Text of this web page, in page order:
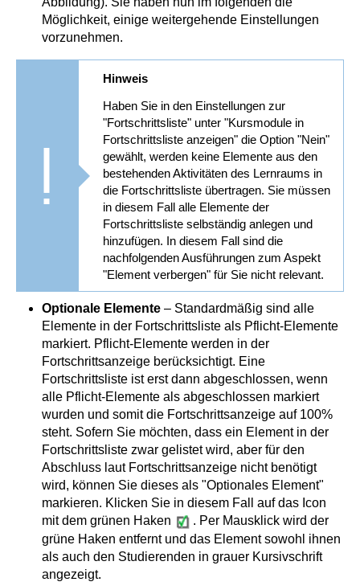
Möglichkeit, einige weitergehende Einstellungen
vorzunehmen.
Hinweis
Haben Sie in den Einstellungen zur
"Fortschrittsliste" unter "Kursmodule in
Fortschrittsliste anzeigen" die Option "Nein"
gewählt, werden keine Elemente aus den
bestehenden Aktivitäten des Lernraums in
die Fortschrittsliste übertragen. Sie müssen
in diesem Fall alle Elemente der
Fortschrittsliste selbständig anlegen und
hinzufügen. In diesem Fall sind die
nachfolgenden Ausführungen zum Aspekt
"Element verbergen" für Sie nicht relevant.
Optionale Elemente – Standardmäßig sind alle
Elemente in der Fortschrittsliste als Pflicht-Elemente
markiert. Pflicht-Elemente werden in der
Fortschrittsanzeige berücksichtigt. Eine
Fortschrittsliste ist erst dann abgeschlossen, wenn
alle Pflicht-Elemente als abgeschlossen markiert
wurden und somit die Fortschrittsanzeige auf 100%
steht. Sofern Sie möchten, dass ein Element in der
Fortschrittsliste zwar gelistet wird, aber für den
Abschluss laut Fortschrittsanzeige nicht benötigt
wird, können Sie dieses als "Optionales Element"
markieren. Klicken Sie in diesem Fall auf das Icon
mit dem grünen Haken
. Per Mausklick wird der
grüne Haken entfernt und das Element sowohl ihnen
als auch den Studierenden in grauer Kursivschrift
angezeigt.